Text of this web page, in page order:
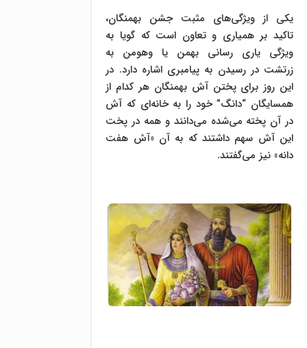
یکی از ویژگی‌های مثبت جشن بهمنگان،
تاکید بر همیاری و تعاون است که گویا به
ویژگی یاری رسانی بهمن یا وهومن به
زرتشت در رسیدن به پیامبری اشاره دارد. در
این روز برای پختن آش بهمنگان هر کدام از
همسایگان “دانگ” خود را به خانه‌ای که آش
در آن پخته می‌شده می‌دانند و همه در پخت
این آش سهم داشتند که به آن «آش هفت
دانه» نیز می‌گفتند.